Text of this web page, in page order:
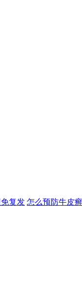
复发 怎么预防牛皮癣